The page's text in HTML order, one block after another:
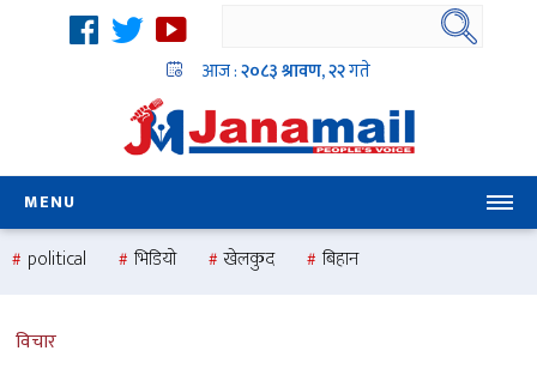
आज :२०८३ श्रावण, २२गते
MENU
political भिडियो खेलकुद
बिहान
national
विचार